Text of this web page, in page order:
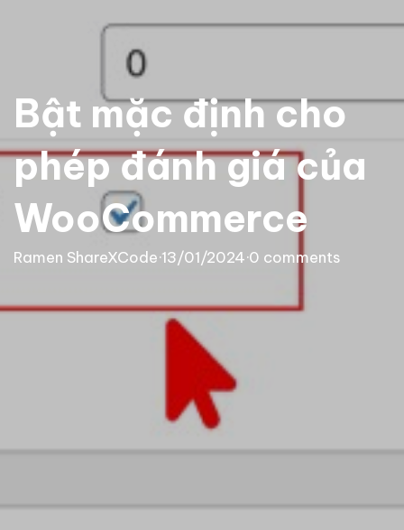
Bật mặc định cho
phép đánh giá của
WooCommerce
Ramen ShareXCode·13/01/2024·0 comments